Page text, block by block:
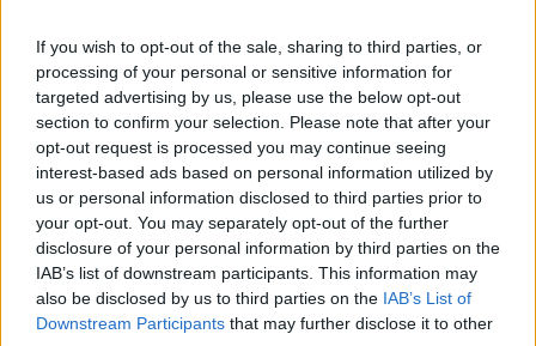
If you wish to opt-out of the sale, sharing to third parties, or
processing of your personal or sensitive information for
targeted advertising by us, please use the below opt-out
section to confirm your selection. Please note that after your
opt-out request is processed you may continue seeing
interest-based ads based on personal information utilized by
us or personal information disclosed to third parties prior to
your opt-out. You may separately opt-out of the further
disclosure of your personal information by third parties on the
IAB’s list of downstream participants. This information may
also be disclosed by us to third parties on the IAB’s List of
Downstream Participants that may further disclose it to other
Balogh Tamás
Vezető helyről bukott hatalmasat Ogier a Finn
Ralin – videó